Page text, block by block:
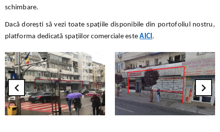
schimbare.
Dacă dorești să vezi toate spațiile disponibile din portofoliul nostru,
platforma dedicată spațiilor comerciale esteAICI.